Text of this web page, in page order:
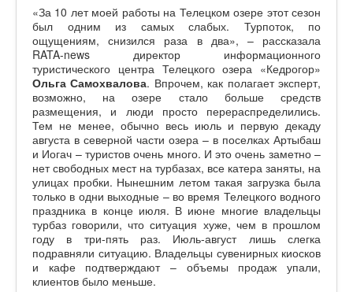
«За 10 лет моей работы на Телецком озере этот сезон
был одним из самых слабых. Турпоток, по
ощущениям, снизился раза в два», – рассказала
RATA-news директор информационного
туристического центра Телецкого озера «Кедрогор»
Ольга Самохвалова. Впрочем, как полагает эксперт,
возможно, на озере стало больше средств
размещения, и люди просто перераспределились.
Тем не менее, обычно весь июль и первую декаду
августа в северной части озера – в поселках Артыбаш
и Иогач – туристов очень много. И это очень заметно –
нет свободных мест на турбазах, все катера заняты, на
улицах пробки. Нынешним летом такая загрузка была
только в одни выходные – во время Телецкого водного
праздника в конце июля. В июне многие владельцы
турбаз говорили, что ситуация хуже, чем в прошлом
году в три-пять раз. Июль-август лишь слегка
подравняли ситуацию. Владельцы сувенирных киосков
и кафе подтверждают – объемы продаж упали,
клиентов было меньше.